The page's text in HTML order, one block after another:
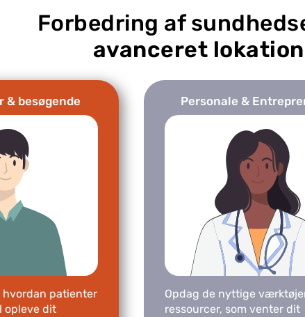
Forbedring af
avanceret
& besøgende
patienter
opleve dit
Personale &
Opdag de nyttige
ressourcer, som venter dit